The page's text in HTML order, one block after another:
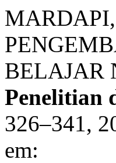
BELAJAR
Penelitian
326–341,
em: